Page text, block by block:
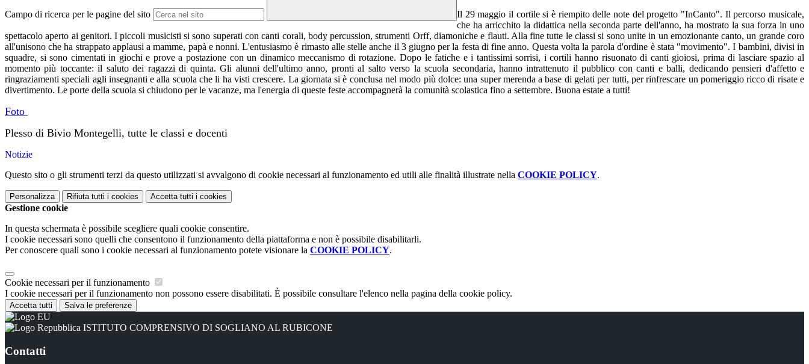
Campo di ricerca per le pagine del sito
Il 29 maggio il cortile si è riempito delle note del progetto "InCanto". Il percorso musicale,
che ha arricchito la didattica nella seconda parte dell'anno, ha mostrato la sua forza in uno
spettacolo aperto ai genitori. I piccoli musicisti si sono superati con canti corali, body percussion, strumenti Orff, diamoniche e flauti. Alla fine tutte le classi si sono unite in un emozionante canto, un grande coro
all'unisono che ha strappato applausi a mamme, papà e nonni. L'entusiasmo è rimasto alle stelle anche il 3 giugno per la festa di fine anno. Questa volta la parola d'ordine è stata "movimento". I bambini, divisi in
squadre, si sono cimentati in giochi e prove a postazione con un dinamico meccanismo di rotazione. Dopo le fatiche e i tantissimi sorrisi, i cortili hanno risuonato di canti gioiosi, prima di lasciare spazio al
momento più toccante: il saluto dei ragazzi di quinta. Gli alunni dell'ultimo anno, pronti al salto verso la scuola secondaria, hanno intrattenuto il pubblico con canti e balli, dedicando pensieri d'affetto e
ringraziamenti speciali agli insegnanti e alla scuola che li ha visti crescere. La giornata si è conclusa nel modo più dolce: una super merenda a base di gelati per tutti, per rinfrescare un pomeriggio ricco di risate e
divertimento. Le porte della scuola si chiudono per le vacanze, ma l'energia di queste feste accompagnerà la comunità scolastica fino a settembre. Buona estate a tutti!
Foto
Plesso di Bivio Montegelli, tutte le classi e docenti
Notizie
Questo sito o gli strumenti terzi da questo utilizzati si avvalgono di cookie necessari al funzionamento ed utili alle finalità illustrate nella COOKIE POLICY.
Personalizza Rifiuta tutti i cookies Accetta tutti i cookies
Gestione cookie
In questa schermata è possibile scegliere quali cookie consentire.
I cookie necessari sono quelli che consentono il funzionamento della piattaforma e non è possibile disabilitarli.
Per conoscere quali sono i cookie necessari al funzionamento potete visionare la COOKIE POLICY.
Cookie necessari per il funzionamento
I cookie necessari per il funzionamento non possono essere disabilitati. È possibile consultare l'elenco nella pagina della cookie policy.
Accetta tutti Salva le preferenze
ISTITUTO COMPRENSIVO DI SOGLIANO AL RUBICONE
Contatti